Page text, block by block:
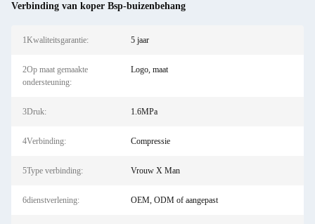
Verbinding van koper Bsp-buizenbehang
1Kwaliteitsgarantie: 5 jaar
2Op maat gemaakte
ondersteuning:
Logo, maat
3Druk: 1.6MPa
4Verbinding: Compressie
5Type verbinding: Vrouw X Man
6dienstverlening: OEM, ODM of aangepast